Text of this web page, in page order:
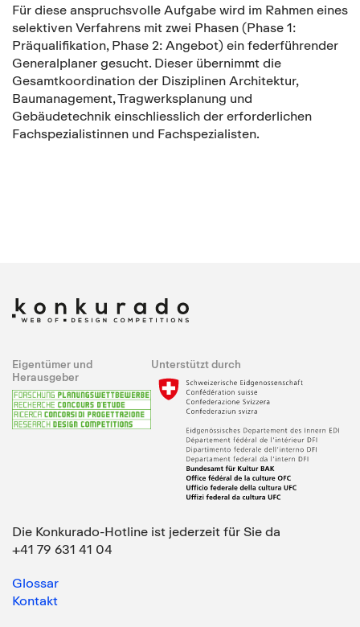
Für diese anspruchsvolle Aufgabe wird im Rahmen eines
selektiven Verfahrens mit zwei Phasen (Phase 1:
Präqualifikation, Phase 2: Angebot) ein federführender
Generalplaner gesucht. Dieser übernimmt die
Gesamtkoordination der Disziplinen Architektur,
Baumanagement, Tragwerksplanung und
Gebäudetechnik einschliesslich der erforderlichen
Fachspezialistinnen und Fachspezialisten.
Eigentümer und
Herausgeber
Unterstützt durch
Die Konkurado-Hotline ist jederzeit für Sie da
+41 79 631 41 04
Glossar
Kontakt